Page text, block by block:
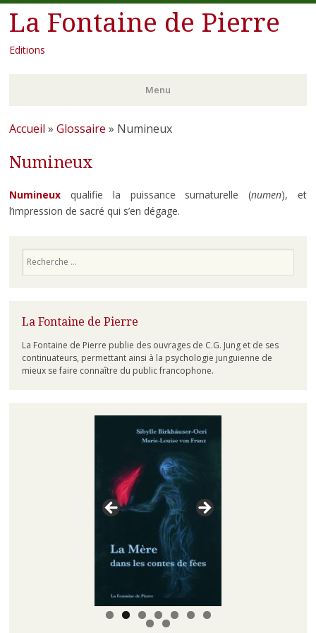
La Fontaine de Pierre
Editions
Menu
Aller
contenu
Accueil » Glossaire » Numineux
Numineux
Numineux qualifie la puissance surnaturelle (numen), et
l’impression de sacré qui s’en dégage.
La Fontaine de Pierre
La Fontaine de Pierre publie des ouvrages de C.G. Jung et de ses
continuateurs, permettant ainsi à la psychologie junguienne de
mieux se faire connaître du public francophone.